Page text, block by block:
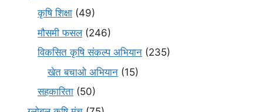
कृषि शिक्षा (49)
मौसमी फसल(246)
विकसित कृषि संकल्प अभियान (235)
खेत बचाओ अभियान (15)
सहकारिता (50)